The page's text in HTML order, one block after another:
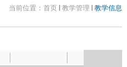
当前位置： 首页 教学管理 教学信息